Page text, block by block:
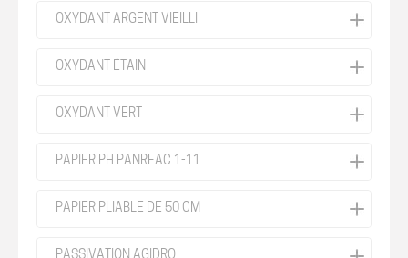
OXYDANT ARGENT VIEILLI
OXYDANT ÉTAIN
OXYDANT VERT
PAPIER PH PANREAC 1-11
PAPIER PLIABLE DE 50 CM